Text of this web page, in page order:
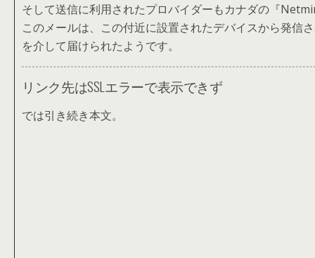
そして送信に利用されたプロバイダーもカナダの『
このメールは、この付近に設置されたデバイスから発信
を介して届けられたようです。
リンク先はSSLエラーで表示できず
では引き続き本文。